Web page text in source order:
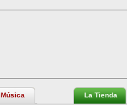
Música La Tienda